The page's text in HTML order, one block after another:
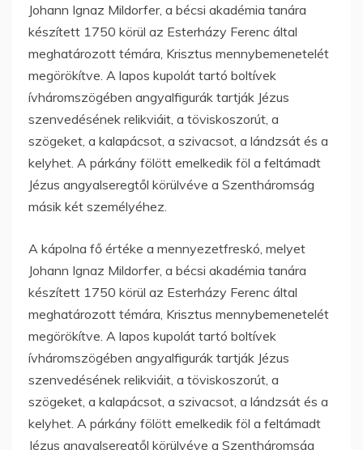
Johann Ignaz Mildorfer, a bécsi akadémia tanára
készített 1750 körül az Esterházy Ferenc által
meghatározott témára, Krisztus mennybemenetelét
megörökítve. A lapos kupolát tartó boltívek
ívháromszögében angyalfigurák tartják Jézus
szenvedésének relikviáit, a töviskoszorút, a
szögeket, a kalapácsot, a szivacsot, a lándzsát és a
kelyhet. A párkány fölött emelkedik föl a feltámadt
Jézus angyalseregtől körülvéve a Szentháromság
másik két személyéhez.
A kápolna fő értéke a mennyezetfreskó, melyet
Johann Ignaz Mildorfer, a bécsi akadémia tanára
készített 1750 körül az Esterházy Ferenc által
meghatározott témára, Krisztus mennybemenetelét
megörökítve. A lapos kupolát tartó boltívek
ívháromszögében angyalfigurák tartják Jézus
szenvedésének relikviáit, a töviskoszorút, a
szögeket, a kalapácsot, a szivacsot, a lándzsát és a
kelyhet. A párkány fölött emelkedik föl a feltámadt
Jézus angyalseregtől körülvéve a Szentháromság